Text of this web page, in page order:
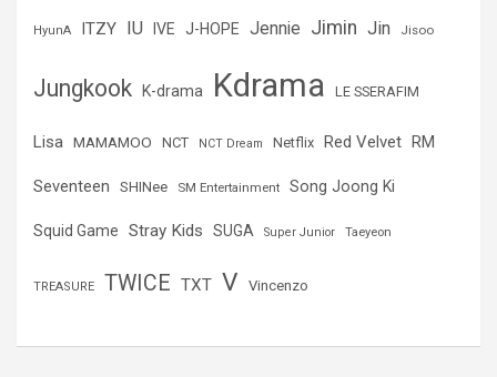
HyunA ITZY IU IVE J-HOPE Jennie Jimin Jin Jisoo
Jungkook K-drama Kdrama LE SSERAFIM
Lisa MAMAMOO NCT NCT Dream Netflix Red Velvet RM
Seventeen SHINee SM Entertainment Song Joong Ki
Squid Game Stray Kids SUGA Super Junior Taeyeon
TREASURE TWICE TXT V Vincenzo